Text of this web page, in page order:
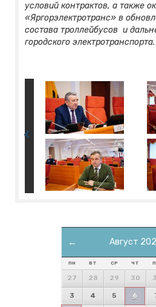
условий контрактов, а также
«Яргорэлектротранс» в
состава троллейбусов и
городского электротранспорта.
← Август
ПН ВТ СР ЧТ
27 28 29 30
3 4 5 6